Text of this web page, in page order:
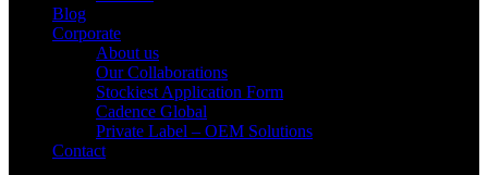
Blog
Corporate
About us
Our Collaborations
Stockiest Application Form
Cadence Global
Private Label – OEM Solutions
Contact